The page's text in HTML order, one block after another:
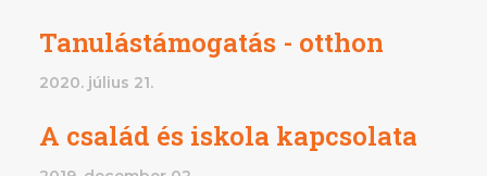
Tanulástámogatás - otthon
2020. július 21.
A család és iskola kapcsolata